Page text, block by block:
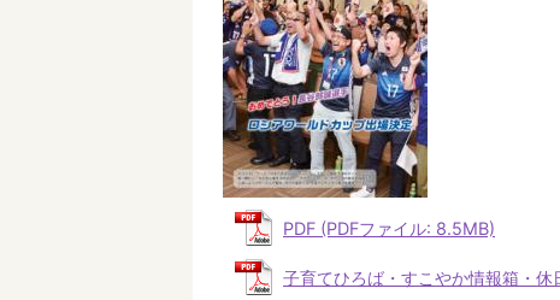
PDF (PDFファイル: 8.5MB)
子育てひろば・すこやか情報箱・